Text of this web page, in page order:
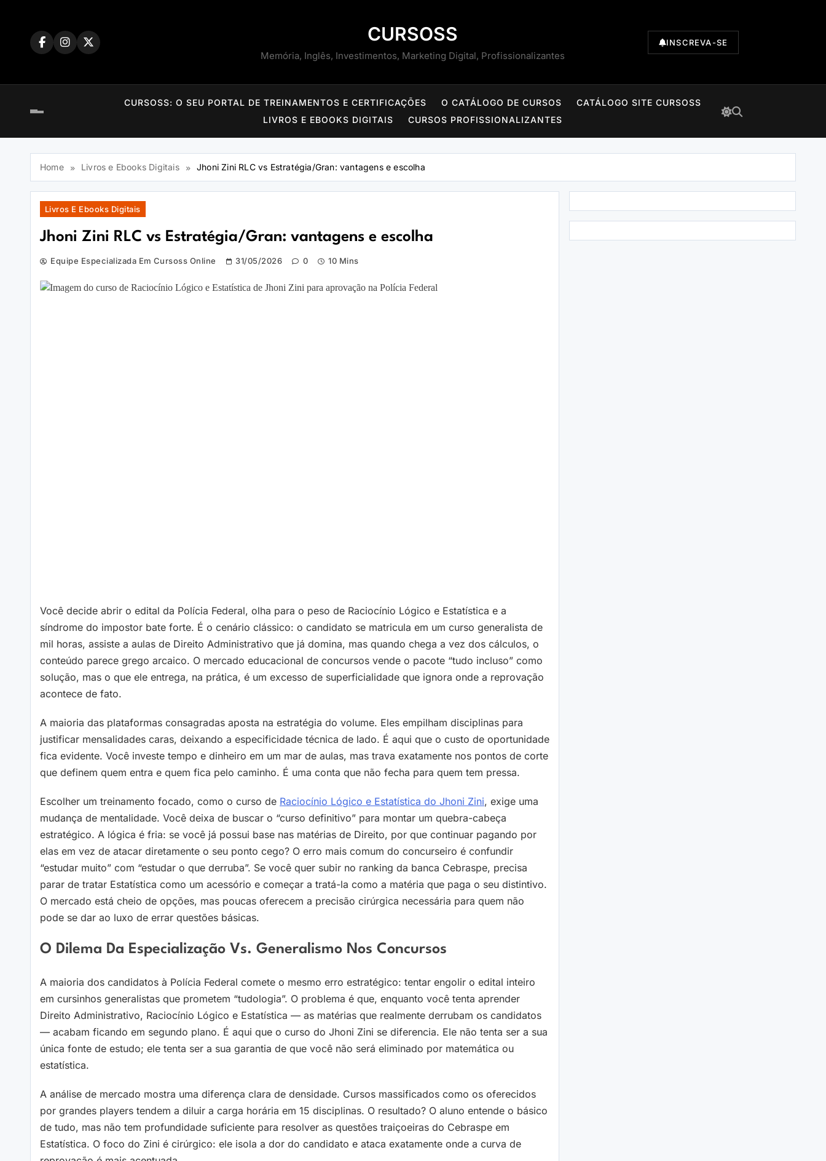
CURSOSS
Memória, Inglês, Investimentos, Marketing Digital, Profissionalizantes
INSCREVA-SE
CURSOSS: O SEU PORTAL DE TREINAMENTOS E CERTIFICAÇÕES O CATÁLOGO DE CURSOS
CATÁLOGO SITE CURSOSS
LIVROS E EBOOKS DIGITAIS
CURSOS PROFISSIONALIZANTES
Home Livros e Ebooks Digitais Jhoni Zini RLC vs Estratégia/Gran: vantagens e escolha
Livros E Ebooks Digitais
Jhoni Zini RLC vs Estratégia/Gran: vantagens e escolha
Equipe Especializada Em Cursoss Online 31/05/2026 0 10 Mins
Você decide abrir o edital da Polícia Federal, olha para o peso de Raciocínio Lógico e Estatística e a
síndrome do impostor bate forte. É o cenário clássico: o candidato se matricula em um curso generalista de
mil horas, assiste a aulas de Direito Administrativo que já domina, mas quando chega a vez dos cálculos, o
conteúdo parece grego arcaico. O mercado educacional de concursos vende o pacote “tudo incluso” como
solução, mas o que ele entrega, na prática, é um excesso de superficialidade que ignora onde a reprovação
acontece de fato.
A maioria das plataformas consagradas aposta na estratégia do volume. Eles empilham disciplinas para
justificar mensalidades caras, deixando a especificidade técnica de lado. É aqui que o custo de oportunidade
fica evidente. Você investe tempo e dinheiro em um mar de aulas, mas trava exatamente nos pontos de corte
que definem quem entra e quem fica pelo caminho. É uma conta que não fecha para quem tem pressa.
Escolher um treinamento focado, como o curso de Raciocínio Lógico e Estatística do Jhoni Zini, exige uma
mudança de mentalidade. Você deixa de buscar o “curso definitivo” para montar um quebra-cabeça
estratégico. A lógica é fria: se você já possui base nas matérias de Direito, por que continuar pagando por
elas em vez de atacar diretamente o seu ponto cego? O erro mais comum do concurseiro é confundir
“estudar muito” com “estudar o que derruba”. Se você quer subir no ranking da banca Cebraspe, precisa
parar de tratar Estatística como um acessório e começar a tratá-la como a matéria que paga o seu distintivo.
O mercado está cheio de opções, mas poucas oferecem a precisão cirúrgica necessária para quem não
pode se dar ao luxo de errar questões básicas.
O Dilema Da Especialização Vs. Generalismo Nos Concursos
A maioria dos candidatos à Polícia Federal comete o mesmo erro estratégico: tentar engolir o edital inteiro
em cursinhos generalistas que prometem “tudologia”. O problema é que, enquanto você tenta aprender
Direito Administrativo, Raciocínio Lógico e Estatística — as matérias que realmente derrubam os candidatos
— acabam ficando em segundo plano. É aqui que o curso do Jhoni Zini se diferencia. Ele não tenta ser a sua
única fonte de estudo; ele tenta ser a sua garantia de que você não será eliminado por matemática ou
estatística.
A análise de mercado mostra uma diferença clara de densidade. Cursos massificados como os oferecidos
por grandes players tendem a diluir a carga horária em 15 disciplinas. O resultado? O aluno entende o básico
de tudo, mas não tem profundidade suficiente para resolver as questões traiçoeiras do Cebraspe em
Estatística. O foco do Zini é cirúrgico: ele isola a dor do candidato e ataca exatamente onde a curva de